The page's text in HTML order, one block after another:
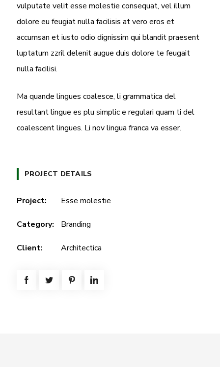
vulputate velit esse molestie consequat, vel illum
dolore eu feugiat nulla facilisis at vero eros et
accumsan et iusto odio dignissim qui blandit praesent
luptatum zzril delenit augue duis dolore te feugait
nulla facilisi.
Ma quande lingues coalesce, li grammatica del
resultant lingue es plu simplic e regulari quam ti del
coalescent lingues. Li nov lingua franca va esser.
PROJECT DETAILS
Project: Esse molestie
Category: Branding
Client: Architectica